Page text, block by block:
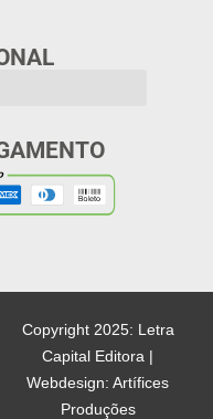
Copyright 2025: Letra
Capital Editora |
Webdesign: Artífices
Produções